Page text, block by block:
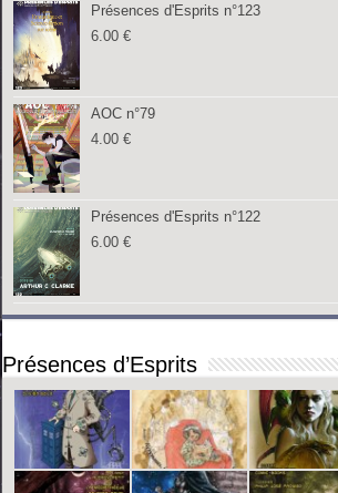
Présences d'Esprits n°123
6.00€
AOC n°79
4.00€
Présences d'Esprits n°122
6.00€
Présences d’Esprits